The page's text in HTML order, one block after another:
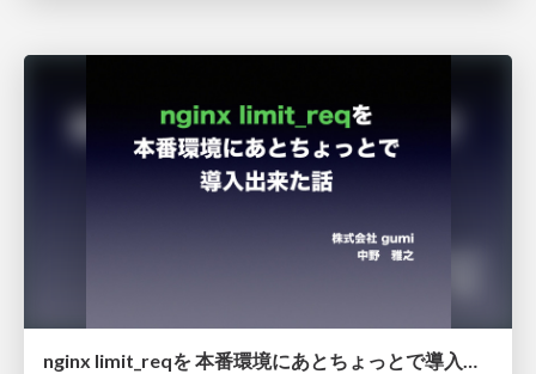
nginx limit_reqを 本番環境にあとちょっとで導入出来た話